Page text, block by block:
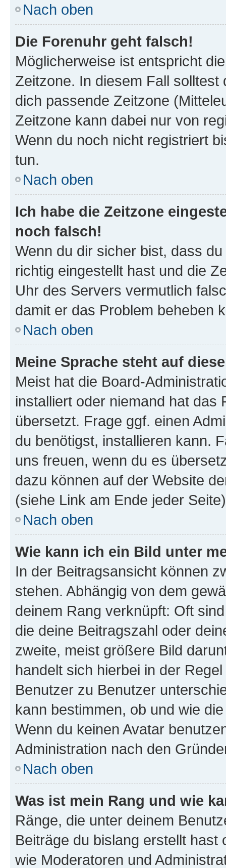
Nach oben
Die Forenuhr geht falsch!
Möglicherweise ist entspricht
Zeitzone. In diesem Fall solltest
dich passende Zeitzone
Zeitzone kann dabei nur von
Wenn du noch nicht registriert
tun.
Nach oben
Ich habe die Zeitzone
noch falsch!
Wenn du dir sicher bist, dass
richtig eingestellt hast und die
Uhr des Servers vermutlich
damit er das Problem beheben
Nach oben
Meine Sprache steht auf
Meist hat die Board-
installiert oder niemand hat das
übersetzt. Frage ggf. einen
du benötigst, installieren kann.
uns freuen, wenn du es
dazu können auf der Website
(siehe Link am Ende jeder
Nach oben
Wie kann ich ein Bild unter
In der Beitragsansicht können
stehen. Abhängig von dem
deinem Rang verknüpft: Oft
die deine Beitragszahl oder
zweite, meist größere Bild
handelt sich hierbei in der
Benutzer zu Benutzer
kann bestimmen, ob und wie
Wenn du keinen Avatar
Administration nach den
Nach oben
Was ist mein Rang und wie
Ränge, die unter deinem
Beiträge du bislang erstellt
wie Moderatoren und